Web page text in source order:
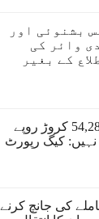
بشنوئی اور
وائر کی
کے بغیر
مودی حکومت نے 54,282.32 کروڑ روپے
کیگ رپورٹ
کی جانچ کرنے